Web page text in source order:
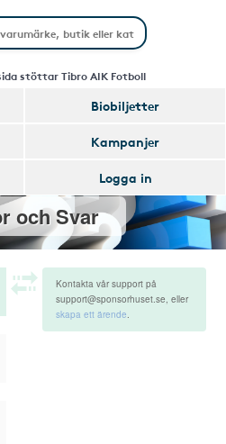
stöttar Tibro AIK Fotboll
Biobiljetter
Kampanjer
Logga in
och Svar
Kontakta vår support på
support@sponsorhuset.se, eller
skapa ett ärende.